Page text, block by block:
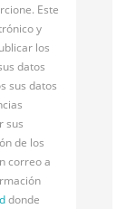
Este
y
los
datos
sus datos
sus
de los
correo a
donde